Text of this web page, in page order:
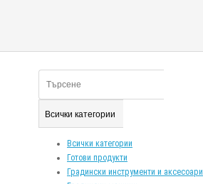
Всички категории
Всички категории
Готови продукти
Градински инструменти и аксесоари